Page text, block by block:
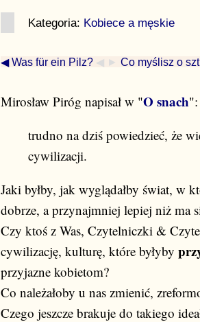
Kategoria: Kobiece a męskie
◀ Was für ein Pilz? ◀ ► Co myślisz o
Mirosław Piróg napisał w "O snach":
trudno na dziś powiedzieć, że
cywilizacji.
Jaki byłby, jak wyglądałby świat, w
dobrze, a przynajmniej lepiej niż ma
Czy ktoś z Was, Czytelniczki &
cywilizację, kulturę, które byłyby
przyjazne kobietom?
Co należałoby u nas zmienić,
Czego jeszcze brakuje do takiego